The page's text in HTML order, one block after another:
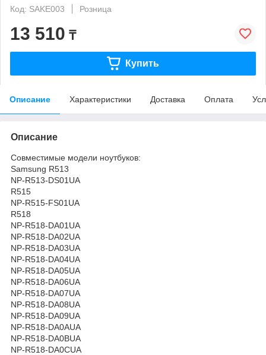
Код: SAKE003
Розница
13 510 ₸
Купить
Описание Характеристики Доставка Оплата
Описание
Совместимые модели ноутбуков:
Samsung R513
NP-R513-DS01UA
R515
NP-R515-FS01UA
R518
NP-R518-DA01UA
NP-R518-DA02UA
NP-R518-DA03UA
NP-R518-DA04UA
NP-R518-DA05UA
NP-R518-DA06UA
NP-R518-DA07UA
NP-R518-DA08UA
NP-R518-DA09UA
NP-R518-DA0AUA
NP-R518-DA0BUA
NP-R518-DA0CUA